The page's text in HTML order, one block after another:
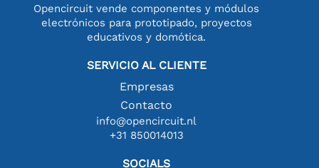
Opencircuit vende componentes y módulos
electrónicos para prototipado, proyectos
educativos y domótica.
SERVICIO AL CLIENTE
Empresas
Contacto
info@opencircuit.nl
+31 850014013
SOCIALS